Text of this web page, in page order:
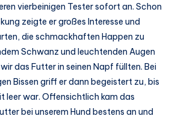
vierbeinigen Tester sofort an. Schon
zeigte er großes Interesse und
die schmackhaften Happen zu
Schwanz und leuchtenden Augen
das Futter in seinen Napf füllten. Bei
Bissen griff er dann begeistert zu, bis
leer war. Offensichtlich kam das
bei unserem Hund bestens an und